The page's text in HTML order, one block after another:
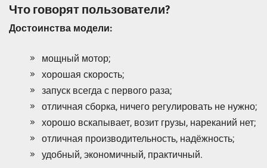
Что говорят пользователи?
Достоинства модели:
мощный мотор;
хорошая скорость;
запуск всегда с первого раза;
отличная сборка, ничего регулировать не нужно;
хорошо вскапывает, возит грузы, нареканий нет;
отличная производительность, надёжность;
удобный, экономичный, практичный.